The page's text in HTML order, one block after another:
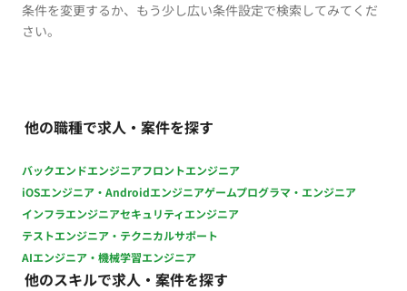
条件を変更するか、もう少し広い条件設定で検索してみてくだ
さい。
他の職種で求人・案件を探す
バックエンドエンジニアフロントエンジニア
iOSエンジニア・Androidエンジニアゲームプログラマ・エンジニア
インフラエンジニアセキュリティエンジニア
テストエンジニア・テクニカルサポート
AIエンジニア・機械学習エンジニア
他のスキルで求人・案件を探す